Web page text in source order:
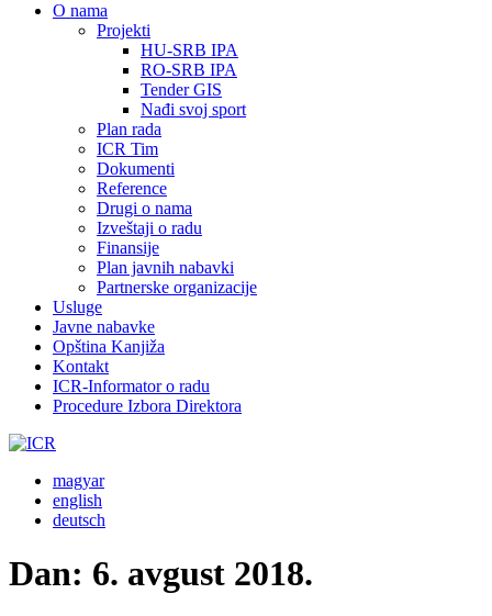
О nama
Projekti
HU-SRB IPA
RO-SRB IPA
Tender GIS
Nađi svoj sport
Plan rada
ICR Tim
Dokumenti
Reference
Drugi o nama
Izveštaji o radu
Finansije
Plan javnih nabavki
Partnerske organizacije
Usluge
Javne nabavke
Opština Kanjiža
Kontakt
ICR-Informator o radu
Procedure Izbora Direktora
magyar
english
deutsch
Dan: 6. avgust 2018.